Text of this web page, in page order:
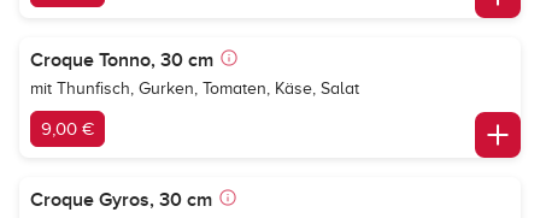
Croque Tonno, 30 cm
mit Thunfisch, Gurken, Tomaten, Käse, Salat
9,00 €
Croque Gyros, 30 cm